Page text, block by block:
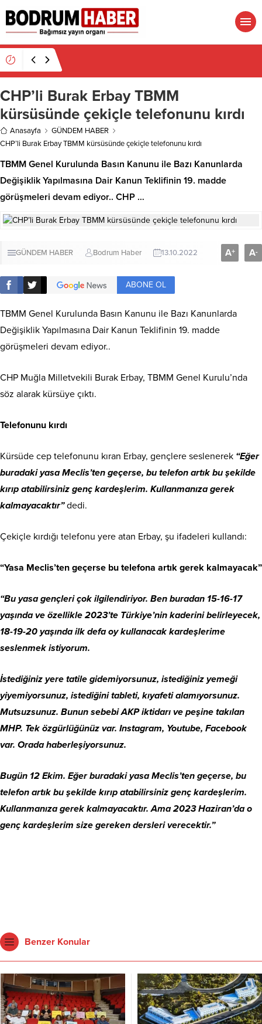
CHP’li Burak Erbay TBMM
kürsüsünde çekiçle telefonunu kırdı
Anasayfa
GÜNDEM HABER
CHP’li Burak Erbay TBMM kürsüsünde çekiçle telefonunu kırdı
TBMM Genel Kurulunda Basın Kanunu ile Bazı Kanunlarda
Değişiklik Yapılmasına Dair Kanun Teklifinin 19. madde
görüşmeleri devam ediyor.. CHP …
GÜNDEM HABER Bodrum Haber 13.10.2022 A+ A-
ABONE OL
TBMM Genel Kurulunda Basın Kanunu ile Bazı Kanunlarda
Değişiklik Yapılmasına Dair Kanun Teklifinin 19. madde
görüşmeleri devam ediyor..
CHP Muğla Milletvekili Burak Erbay, TBMM Genel Kurulu’nda
söz alarak kürsüye çıktı.
Telefonunu kırdı
Kürsüde cep telefonunu kıran Erbay, gençlere seslenerek “Eğer
buradaki yasa Meclis’ten geçerse, bu telefon artık bu şekilde
kırıp atabilirsiniz genç kardeşlerim. Kullanmanıza gerek
kalmayacaktır”dedi.
Çekiçle kırdığı telefonu yere atan Erbay, şu ifadeleri kullandı:
“Yasa Meclis’ten geçerse bu telefona artık gerek kalmayacak”
“Bu yasa gençleri çok ilgilendiriyor. Ben buradan 15-16-17
yaşında ve özellikle 2023’te Türkiye’nin kaderini belirleyecek,
18-19-20 yaşında ilk defa oy kullanacak kardeşlerime
seslenmek istiyorum.
İstediğiniz yere tatile gidemiyorsunuz, istediğiniz yemeği
yiyemiyorsunuz, istediğini tableti, kıyafeti alamıyorsunuz.
Mutsuzsunuz. Bunun sebebi AKP iktidarı ve peşine takılan
MHP. Tek özgürlüğünüz var. Instagram, Youtube, Facebook
var. Orada haberleşiyorsunuz.
Bugün 12 Ekim. Eğer buradaki yasa Meclis’ten geçerse, bu
telefon artık bu şekilde kırıp atabilirsiniz genç kardeşlerim.
Kullanmanıza gerek kalmayacaktır. Ama 2023 Haziran’da o
genç kardeşlerim size gereken dersleri verecektir.”
Benzer Konular